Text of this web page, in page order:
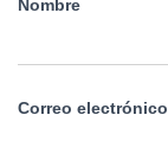
Nombre
Correo electrónico